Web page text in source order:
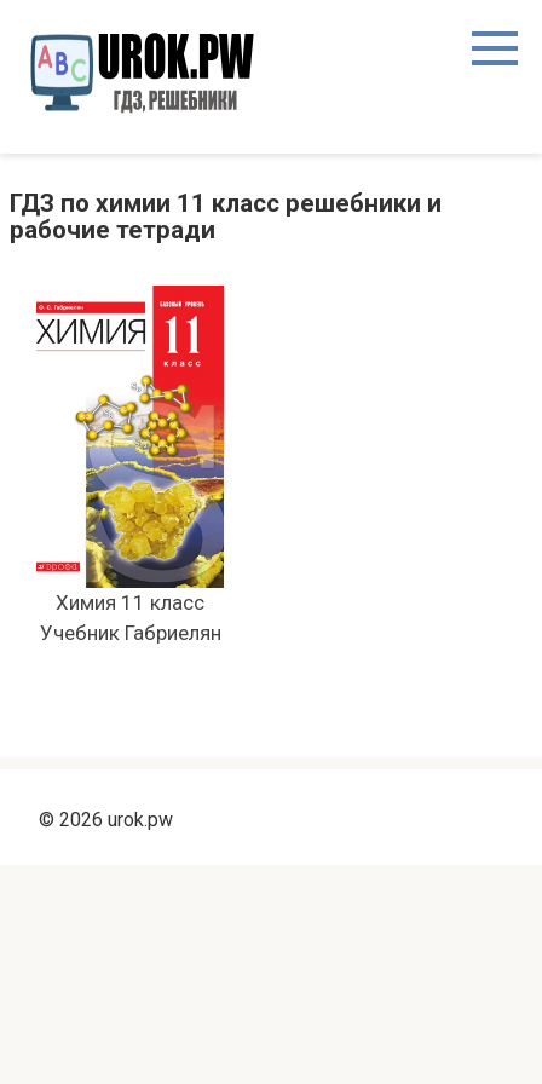
ГДЗ по химии 11 класс решебники и
рабочие тетради
Химия 11 класс
Учебник Габриелян
© 2026 urok.pw